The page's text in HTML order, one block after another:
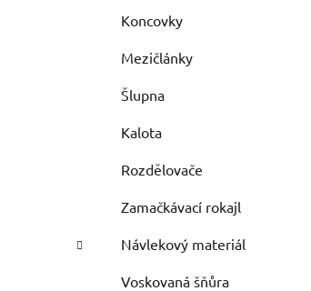
Koncovky
Mezičlánky
Šlupna
Kalota
Rozdělovače
Zamačkávací rokajl
Návlekový materiál
Voskovaná šňůra